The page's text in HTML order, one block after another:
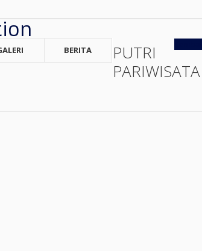
BERITA
PUTRI
PARIWISATA